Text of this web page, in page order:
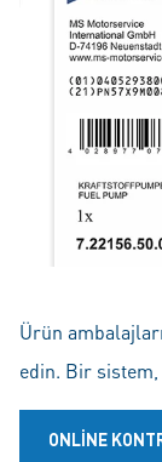
Ürün
edin. Bir
ONLINE